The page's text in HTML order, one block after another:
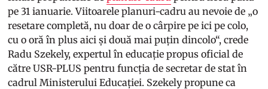
pe 31 ianuarie. Viitoarele planuri-cadru au nevoie de „o
resetare completă, nu doar de o cârpire pe ici pe colo,
cu o oră în plus aici și două mai puțin dincolo“, crede
Radu Szekely, expertul în educație propus oficial de
către USR-PLUS pentru funcția de secretar de stat în
cadrul Ministerului Educației. Szekely propune ca